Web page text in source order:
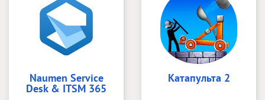
Naumen Service
Desk & ITSM 365
Катапульта 2